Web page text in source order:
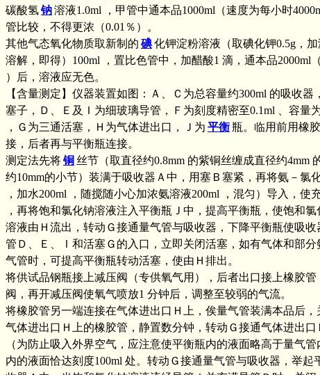
碳酸氢钠溶液1.0ml ，甲管中通本品1000ml（速度为每小时
管比较，不得更浓（0.01％）。
其他气态氧化物质取新制的 碘化钾淀粉溶液（取碘化钾0.5g，
溶解，即得）100ml ，置比色管中，加醋酸1 滴，通本品2000ml
）后，溶液应无色。
【含量测定】仪器装置如图：Ａ、Ｃ为总容量约300ml 的吸收器
塞子，Ｄ、Ｅ及Ｉ为细玻璃导管，Ｆ为刻度精密至0.1ml 、容量
，Ｇ为三通活塞，Ｈ为气体进出口，Ｊ为 平衡瓶。临用前用橡
接，后者再与平衡瓶连接。
测定法先将铜 丝节（取直径约0.8mm 的紫铜丝缠成直径约4mm
约10mm的小节）装满于吸收器Ａ中，用塞Ｂ塞紧，再将氨－氯
，加水200ml ，随搅随小心加浓氨溶液200ml ，混匀）导入，使
，再将饱和氯化钠溶液注入平衡瓶Ｊ中，提高平衡瓶，使饱和
溶液由Ｈ流出，转动Ｇ接通量气管与吸收器，下降平衡瓶使吸
管Ｄ、Ｅ、Ｉ和活塞Ｇ的入口，立即关闭活塞，如有气体和部
气管时，可提高平衡瓶转动活塞，使由Ｈ排出。
将供试品钢瓶接上减压阀（专供氧气用），后者出口接上橡胶
阀，再开减压阀使氧气喷放1 分钟后，调整至较弱的气流。
将橡胶管另一端连接在气体进出口Ｈ上，俟量气管装满本品后
气体进出口Ｈ上的橡胶管，静置数分钟，转动Ｇ接通气体进出
（为防止吸入外界空气，应注意使平衡瓶内的液面略高于量气
内的液面恰达刻度100ml 处。转动Ｇ接通量气管与吸收器，举起